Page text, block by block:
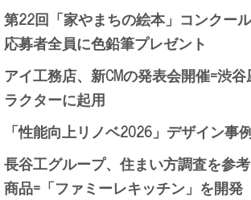
第22回「家やまちの絵本」コンクー
応募者全員に色鉛筆プレゼント
アイ工務店、新CMの発表会開催=渋
ラクターに起用
「性能向上リノベ2026」デザイン事
長谷工グループ、住まい方調査を参
商品=「ファミーレキッチン」を開発